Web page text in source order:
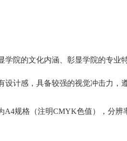
院的文化内涵、彰显学院的专业
设计感，具备较强的视觉冲击力
A4规格（注明CMYK色值），分辨